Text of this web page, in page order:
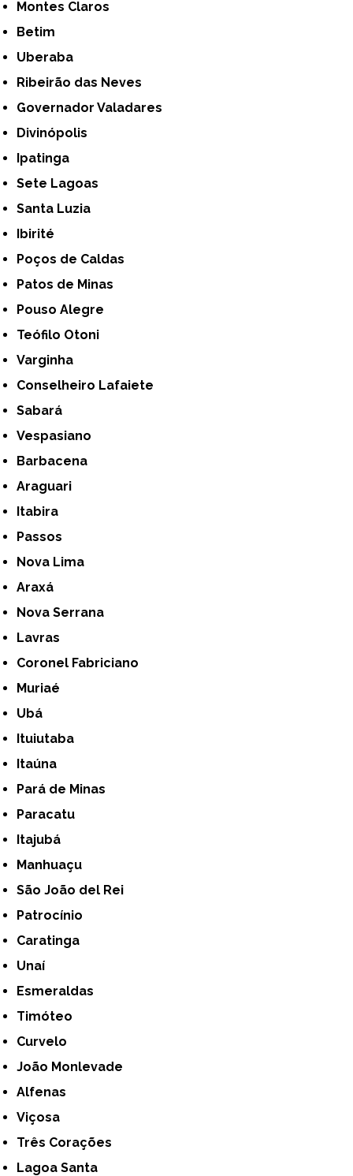
Montes Claros
Betim
Uberaba
Ribeirão das Neves
Governador Valadares
Divinópolis
Ipatinga
Sete Lagoas
Santa Luzia
Ibirité
Poços de Caldas
Patos de Minas
Pouso Alegre
Teófilo Otoni
Varginha
Conselheiro Lafaiete
Sabará
Vespasiano
Barbacena
Araguari
Itabira
Passos
Nova Lima
Araxá
Nova Serrana
Lavras
Coronel Fabriciano
Muriaé
Ubá
Ituiutaba
Itaúna
Pará de Minas
Paracatu
Itajubá
Manhuaçu
São João del Rei
Patrocínio
Caratinga
Unaí
Esmeraldas
Timóteo
Curvelo
João Monlevade
Alfenas
Viçosa
Três Corações
Lagoa Santa